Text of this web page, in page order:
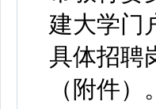
建大学门
具体招聘
（附件）。